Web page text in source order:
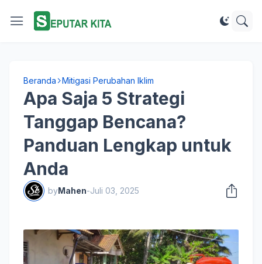
Beranda Mitigasi Perubahan Iklim
Apa Saja 5 Strategi
Tanggap Bencana?
Panduan Lengkap untuk
Anda
byMahen-Juli 03, 2025